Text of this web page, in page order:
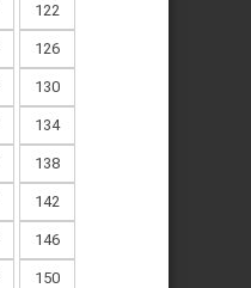
122
126
130
134
138
142
146
150